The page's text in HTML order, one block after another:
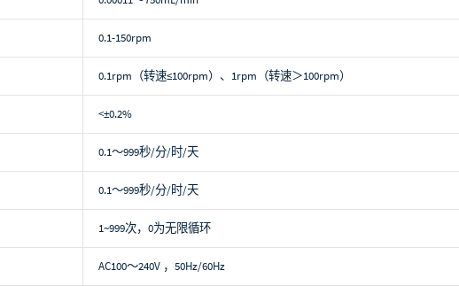
0.1-150rpm
0.1rpm（转速≤100rpm）、1rpm（转速＞100rpm）
<±0.2%
0.1～999秒/分/时/天
0.1～999秒/分/时/天
1~999次，0为无限循环
AC100～240V ，50Hz/60Hz